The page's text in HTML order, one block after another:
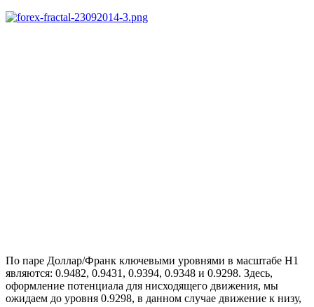
По паре Доллар/Франк ключевыми уровнями в масштабе Н1
являются: 0.9482, 0.9431, 0.9394, 0.9348 и 0.9298. Здесь,
оформление потенциала для нисходящего движения, мы
ожидаем до уровня 0.9298, в данном случае движение к низу,